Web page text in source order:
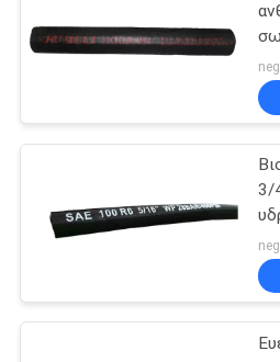
εύκαμπτος
αεραγωγός
Σωλήνας
με
3/